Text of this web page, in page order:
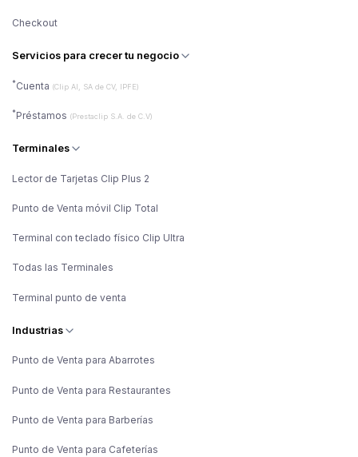
Terminales
Lector de Tarjetas Clip Plus 2
Punto de Venta móvil Clip Total
Terminal con teclado físico Clip Ultra
Todas las Terminales
Terminal punto de venta
Industrias
Punto de Venta para Abarrotes
Punto de Venta para Restaurantes
Punto de Venta para Barberías
Punto de Venta para Cafeterías
Checkout
Servicios para crecer tu negocio
*Cuenta (Clip AI, SA de CV, IPFE)
*Préstamos (Prestaclip S.A. de C.V)